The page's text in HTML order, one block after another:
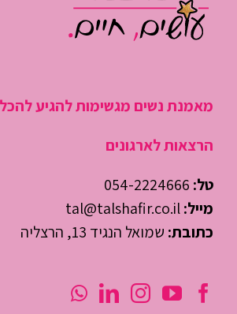
מאמנת נשים מגשימות להגיע
הרצאות לארגונים
טל: 054-2224666
מייל:tal@talshafir.co.il
כתובת: שמואל הנגיד 13, הרצליה